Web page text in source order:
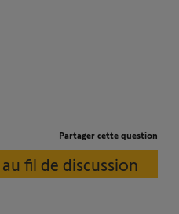
Partager cette question
fil de discussion